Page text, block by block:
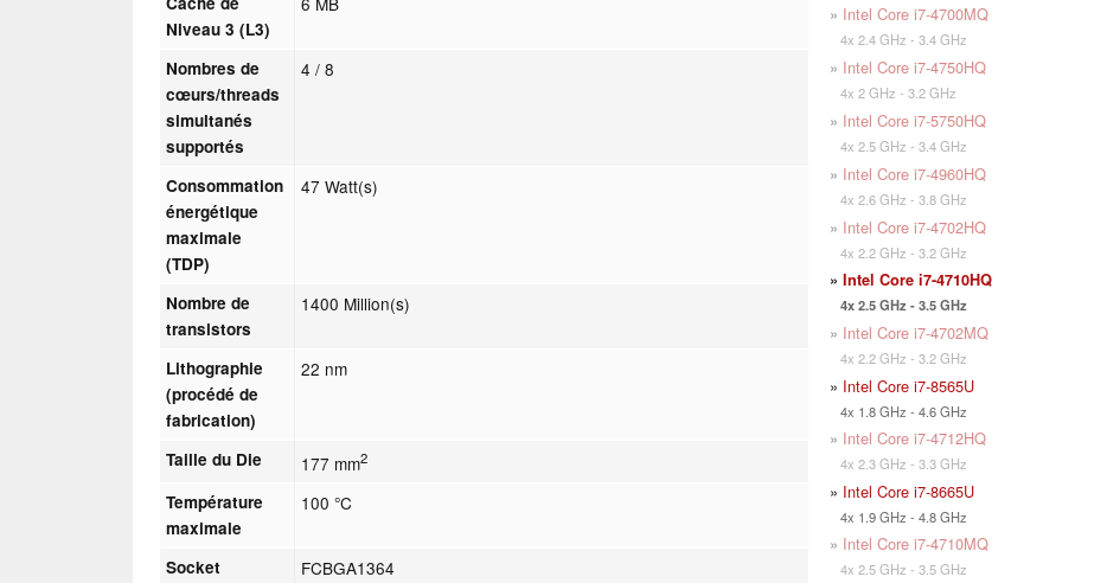
Niveau 3 (L3)
Nombres de
cœurs/threads
simultanés
supportés
4 / 8
Consommation
énergétique
maximale
(TDP)
47 Watt(s)
Nombre de
transistors
1400 Million(s)
Lithographie
(procédé de
fabrication)
22 nm
Taille du Die 177 mm2
Température
maximale
100 °C
Socket FCBGA1364
» Intel Core i7-4700MQ
4x 2.4 GHz - 3.4 GHz
» Intel Core i7-4750HQ
4x 2 GHz - 3.2 GHz
» Intel Core i7-5750HQ
4x 2.5 GHz - 3.4 GHz
» Intel Core i7-4960HQ
4x 2.6 GHz - 3.8 GHz
» Intel Core i7-4702HQ
4x 2.2 GHz - 3.2 GHz
» Intel Core i7-4710HQ
4x 2.5 GHz - 3.5 GHz
» Intel Core i7-4702MQ
4x 2.2 GHz - 3.2 GHz
» Intel Core i7-8565U
4x 1.8 GHz - 4.6 GHz
» Intel Core i7-4712HQ
4x 2.3 GHz - 3.3 GHz
» Intel Core i7-8665U
4x 1.9 GHz - 4.8 GHz
» Intel Core i7-4710MQ
4x 2.5 GHz - 3.5 GHz